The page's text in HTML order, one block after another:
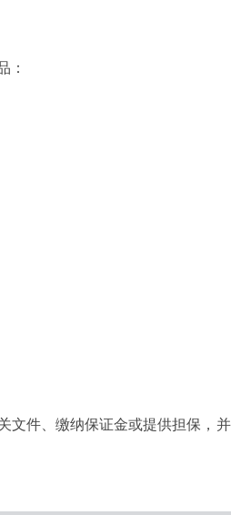
：
件、缴纳保证金或提供担保，